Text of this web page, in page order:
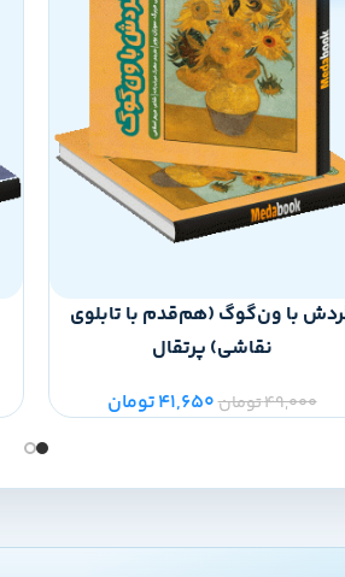
با ون‌گوگ (هم‌قدم با تابلوی
نقاشی) پرتقال
49,000تومان41,650تومان